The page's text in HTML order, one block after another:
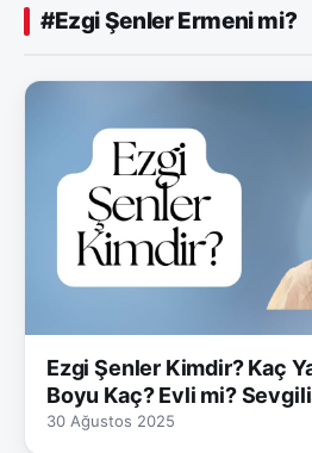
#Ezgi Şenler Ermeni mi?
Ezgi Şenler Kimdir? Kaç
Boyu Kaç? Evli mi?
30 Ağustos 2025